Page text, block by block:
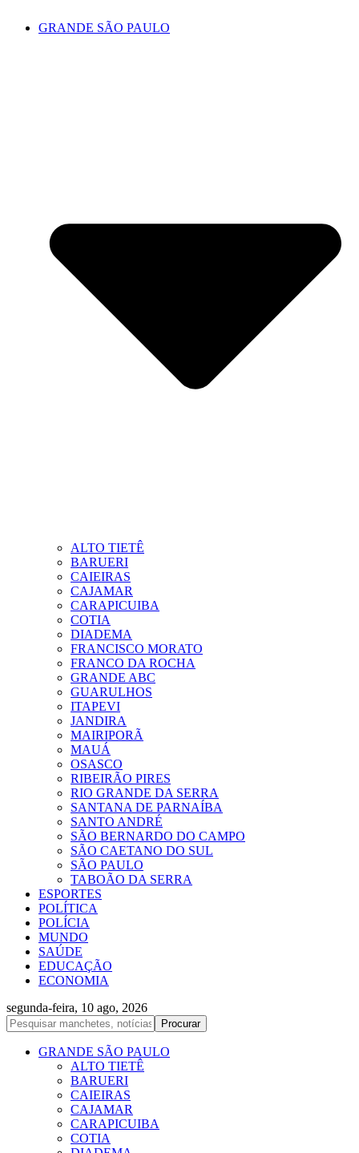
GRANDE SÃO PAULO
ALTO TIETÊ
BARUERI
CAIEIRAS
CAJAMAR
CARAPICUIBA
COTIA
DIADEMA
FRANCISCO MORATO
FRANCO DA ROCHA
GRANDE ABC
GUARULHOS
ITAPEVI
JANDIRA
MAIRIPORÃ
MAUÁ
OSASCO
RIBEIRÃO PIRES
RIO GRANDE DA SERRA
SANTANA DE PARNAÍBA
SANTO ANDRÉ
SÃO BERNARDO DO CAMPO
SÃO CAETANO DO SUL
SÃO PAULO
TABOÃO DA SERRA
ESPORTES
POLÍTICA
POLÍCIA
MUNDO
SAÚDE
EDUCAÇÃO
ECONOMIA
segunda-feira, 10 ago, 2026
GRANDE SÃO PAULO
ALTO TIETÊ
BARUERI
CAIEIRAS
CAJAMAR
CARAPICUIBA
COTIA